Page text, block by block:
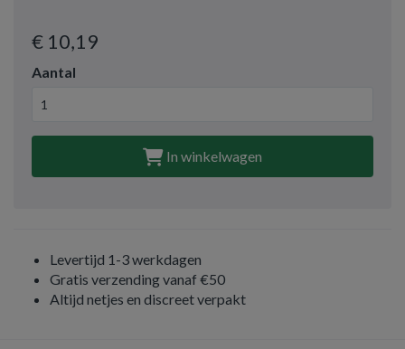
€ 10,19
Aantal
In winkelwagen
Levertijd 1-3 werkdagen
Gratis verzending vanaf €50
Altijd netjes en discreet verpakt